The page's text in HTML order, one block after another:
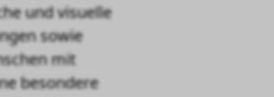
und visuelle
sowie
mit
besondere